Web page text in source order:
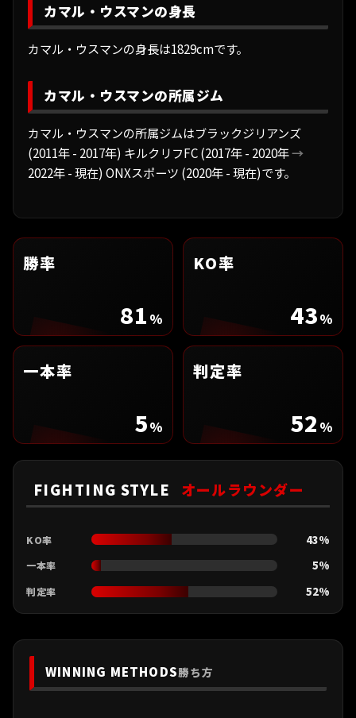
カマル・ウスマンの身長
カマル・ウスマンの身長は1829cmです。
カマル・ウスマンの所属ジム
カマル・ウスマンの所属ジムはブラックジリアンズ
(2011年 - 2017年) キルクリフFC (2017年 - 2020年→
2022年 - 現在) ONXスポーツ (2020年 - 現在)です。
勝率
81 %
KO率
43%
一本率
5%
判定率
52 %
FIGHTING STYLE オールラウンダー
KO率 43%
一本率 5%
判定率 52%
WINNING METHODS勝ち方